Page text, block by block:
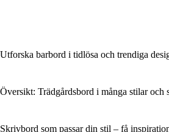
Utforska barbord i tidlösa och trendiga
Översikt: Trädgårdsbord i många stilar och
Skrivbord som passar din stil – få